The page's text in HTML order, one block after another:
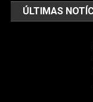
ÚLTIMAS